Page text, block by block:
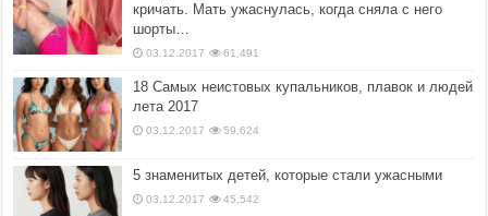
кричать. Мать ужаснулась, когда сняла с него
шорты…
03.12.2017 61,491
18 Самых неистовых купальников, плавок и людей
лета 2017
03.12.2017 59,624
5 знаменитых детей, которые стали ужасными
03.12.2017 45,542